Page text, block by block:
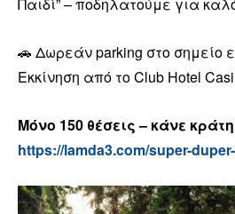
🚗 Δωρεάν parking στο σημείο
Εκκίνηση από το Club Hotel
Μόνο 150 θέσεις – κάνε
https://lamda3.com/super-